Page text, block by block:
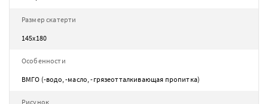
Размер скатерти
145х180
Особенности
ВМГО (-водо, -масло, -грязеотталкивающая пропитка)
Рисунок